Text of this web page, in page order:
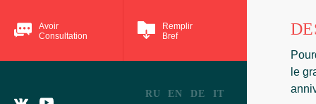
Avoir
Consultation
Remplir
Bref
RU EN DE
IT
le